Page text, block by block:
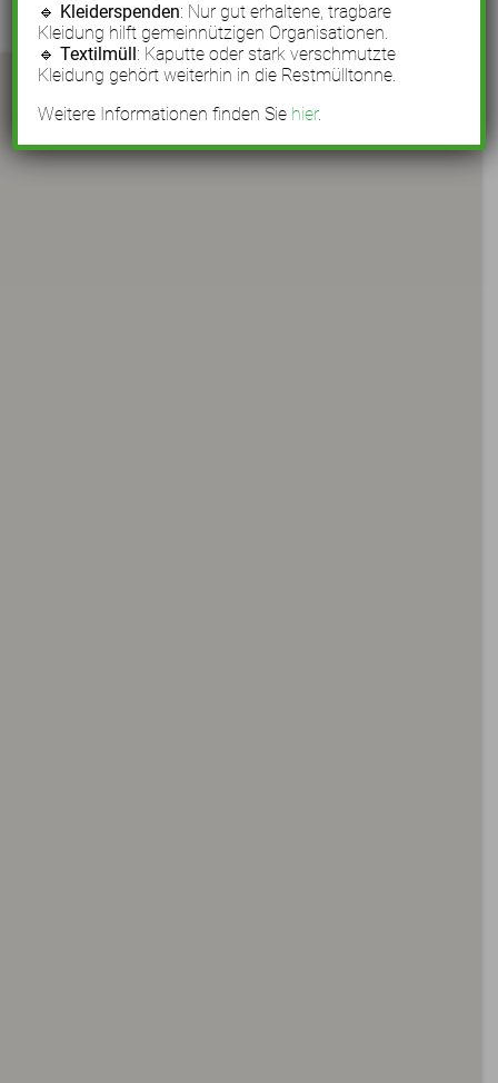
🔹 Kleiderspenden: Nur gut erhaltene, tragbare
Kleidung hilft gemeinnützigen Organisationen.
🔹Textilmüll: Kaputte oder stark verschmutzte
Kleidung gehört weiterhin in die Restmülltonne.
Weitere Informationen finden Sie hier.